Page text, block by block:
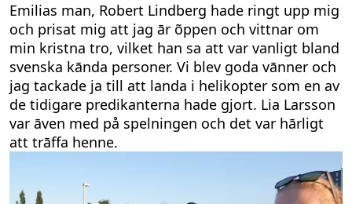
Emilias man, Robert Lindberg hade ringt upp mig
och prisat mig att jag ār õppen och vittnar om
min kristna tro, vilket han sa att var vanligt bland
svenska kānda personer. Vi blev goda vānner och
jag tackade ja till att landa i helikopter som en av
de tidigare predikanterna hade gjort. Lia Larsson
var āven med på spelningen och det var hārligt
att trāffa henne.